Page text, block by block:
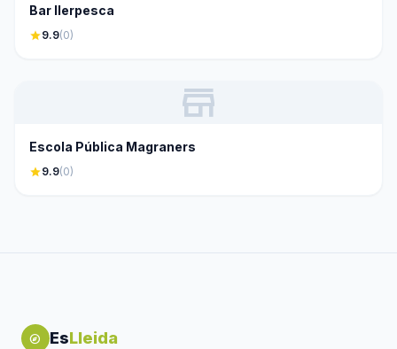
Bar Ilerpesca
star9.9(0)
store
Escola Pública Magraners
star9.9(0)
explore EsLleida